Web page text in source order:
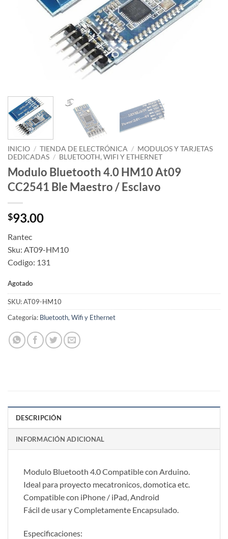
INICIO / TIENDA DE ELECTRÓNICA / MODULOS Y TARJETAS
DEDICADAS / BLUETOOTH, WIFI Y ETHERNET
Modulo Bluetooth 4.0 HM10 At09
CC2541 Ble Maestro / Esclavo
$93.00
Rantec
Sku: AT09-HM10
Codigo: 131
Agotado
SKU:AT09-HM10
Categoría: Bluetooth, Wifi y Ethernet
DESCRIPCIÓN
INFORMACIÓN ADICIONAL
Modulo Bluetooth 4.0 Compatible con Arduino.
Ideal para proyecto mecatronicos, domotica etc.
Compatible con iPhone / iPad, Android
Fácil de usar y Completamente Encapsulado.
Especificaciones: